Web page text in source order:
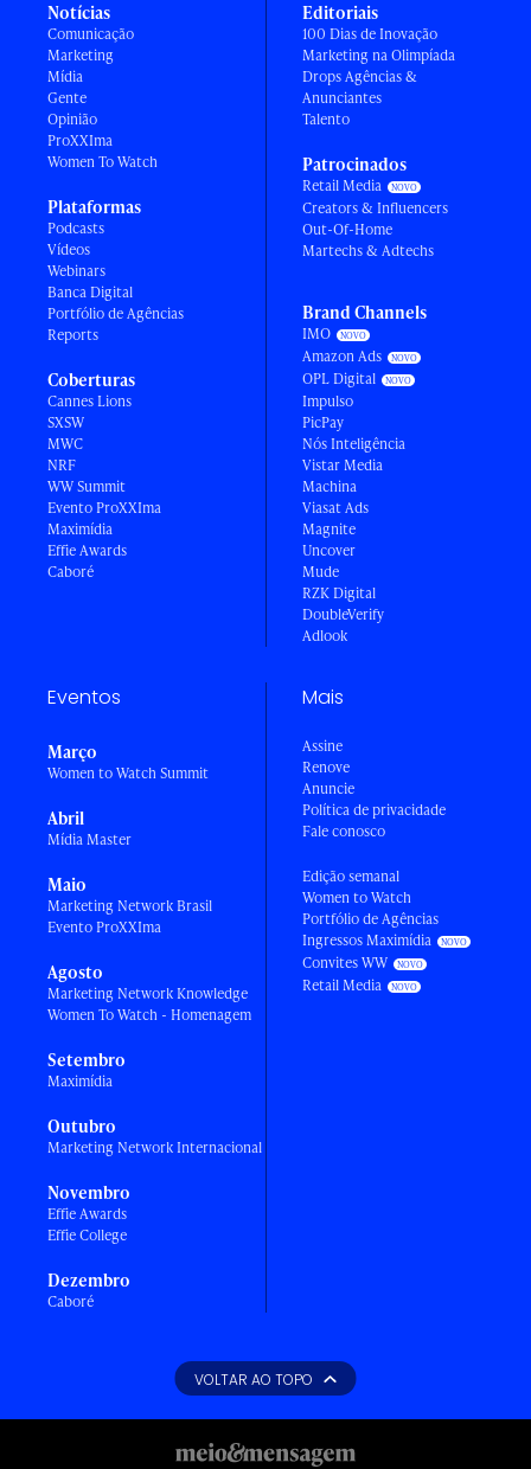
Notícias
Comunicação
Marketing
Mídia
Gente
Opinião
ProXXIma
Women To Watch
Plataformas
Podcasts
Vídeos
Webinars
Banca Digital
Portfólio de Agências
Reports
Coberturas
Cannes Lions
SXSW
MWC
NRF
WW Summit
Evento ProXXIma
Maximídia
Effie Awards
Caboré
Editoriais
100 Dias de Inovação
Marketing na Olimpíada
Drops Agências &
Anunciantes
Talento
Patrocinados
Retail Media
Creators & Influencers
Out-Of-Home
Martechs & Adtechs
Brand Channels
IMO
Amazon Ads
OPL Digital
Impulso
PicPay
Nós Inteligência
Vistar Media
Machina
Viasat Ads
Magnite
Uncover
Mude
RZK Digital
DoubleVerify
Adlook
Eventos
Março
Women to Watch Summit
Abril
Mídia Master
Maio
Marketing Network Brasil
Evento ProXXIma
Agosto
Marketing Network Knowledge
Women To Watch - Homenagem
Setembro
Maximídia
Outubro
Marketing Network Internacional
Novembro
Effie Awards
Effie College
Dezembro
Caboré
Mais
Assine
Renove
Anuncie
Política de privacidade
Fale conosco
Edição semanal
Women to Watch
Portfólio de Agências
Ingressos Maximídia
Convites WW
Retail Media
VOLTAR AO TOPO